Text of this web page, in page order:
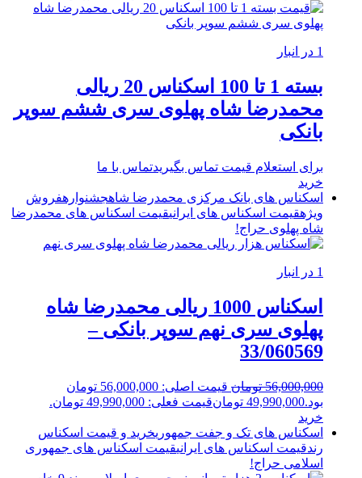
1 در انبار
بسته 1 تا 100 اسکناس 20 ریالی
محمدرضا شاه پهلوی سری ششم سوپر
بانکی
برای استعلام قیمت تماس بگیریدتماس با ما
خرید
اسکناس های بانک مرکزی محمدرضا شاهجشنوارهفروش
ویژهقیمت اسکناس های ایرانیقیمت اسکناس های محمدرضا
شاه پهلوی حراج!
1 در انبار
اسکناس 1000 ریالی محمدرضا شاه
پهلوی سری نهم سوپر بانکی –
33/060569
56,000,000 تومان
قیمت اصلی: 56,000,000 تومان
بود.49,990,000 تومانقیمت فعلی: 49,990,000 تومان.
خرید
اسکناس های تک و جفت جمهوریخرید و قیمت اسکناس
رندقیمت اسکناس های ایرانیقیمت اسکناس های جمهوری
اسلامی حراج!